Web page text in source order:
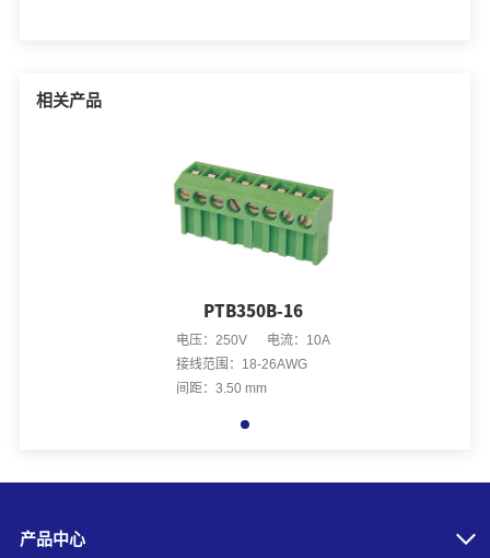
相关产品
PTB350B-16
电压：250V 电流：10A
接线范围：18-26AWG
间距：3.50 mm
产品中心